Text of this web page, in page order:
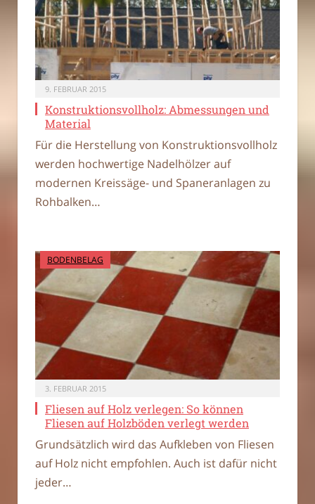
9. FEBRUAR 2015
Konstruktionsvollholz: Abmessungen und
Material
Für die Herstellung von Konstruktionsvollholz
werden hochwertige Nadelhölzer auf
modernen Kreissäge- und Spaneranlagen zu
Rohbalken…
BODENBELAG
3. FEBRUAR 2015
Fliesen auf Holz verlegen: So können
Fliesen auf Holzböden verlegt werden
Grundsätzlich wird das Aufkleben von Fliesen
auf Holz nicht empfohlen. Auch ist dafür nicht
jeder…